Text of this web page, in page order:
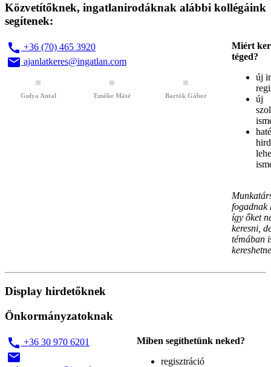
Közvetítőknek, ingatlanirodáknak alábbi kollégáink
segítenek:
call +36 (70) 465 3920
email ajanlatkeres@ingatlan.com
Gulya Antal Emőke Máté Bartók Gábor
Miért
téged?
új
új
fogadnak
így őket
keresni,
témában
Display hirdetőknek
Önkormányzatoknak
call +36 30 970 6201
email
Miben segíthetünk neked?
regisztráció